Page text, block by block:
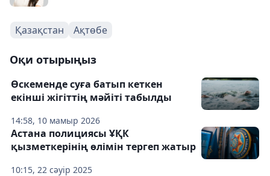
Қазақстан Ақтөбе
Оқи отырыңыз
14:58, 10 мамыр 2026
Өскеменде суға батып кеткен
екінші жігіттің мәйіті табылды
10:15, 22 сәуір 2025
Астана полициясы ҰҚК
қызметкерінің өлімін тергеп жатыр